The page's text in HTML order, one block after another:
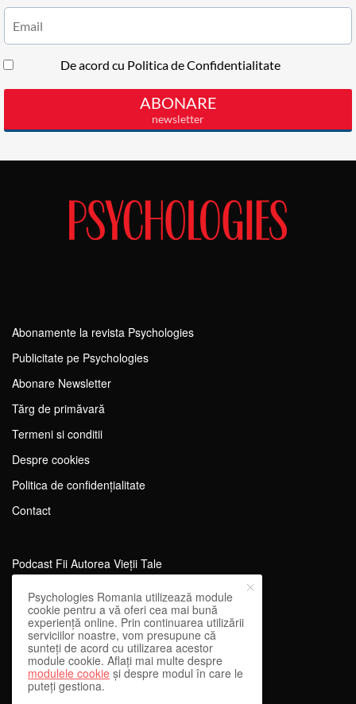
Abonamente la revista Psychologies
Publicitate pe Psychologies
Abonare Newsletter
Tărg de primăvară
Termeni si conditii
Despre cookies
Politica de confidențialitate
Contact
Podcast Fii Autorea Vieții Tale
Evenimente Fii Autoarea Vieții Tale!
SportEdu
Antrenament Mental pentru Sportivi
Learning Network
WEnough
Psychologies Romania utilizează module
cookie pentru a vă oferi cea mai bună
experiență online. Prin continuarea utilizării
serviciilor noastre, vom presupune că
sunteți de acord cu utilizarea acestor
module cookie. Aflați mai multe despre
modulele cookie și despre modul în care le
puteți gestiona.